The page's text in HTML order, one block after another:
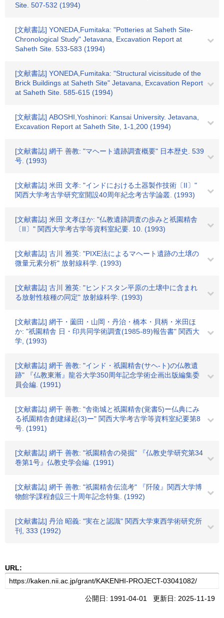
Site. 507-532 (1994)
[文献書誌] YONEDA,Fumitaka: "Potteries at Saheth Site-
Chronological Study" Jetavana, Excavation Report at
Saheth Site. 533-583 (1994)
[文献書誌] YONEDA,Fumitaka: "Structural vicissitude of the
Brick Buildings at Saheth Site" Jetavana, Excavation Report
at Saheth Site. 585-615 (1994)
[文献書誌] ABOSHI,Yoshinori: Kansai University. Jetavana,
Excavation Report at Saheth Site, 1-1,200 (1994)
[文献書誌] 網干 善教: "マヘート遺跡調査概要" 日本歴史. 539
号. (1993)
[文献書誌] 米田 文孝: "インドにおける土器製作技術〔II〕"
関西大学考古学研究室開設40周年紀念考古学論叢. (1993)
[文献書誌] 米田 文孝ほか: "仏教遺跡調査の歩みと祇園精舎
〔II〕" 関西大学考古学等資料室紀要. 10. (1993)
[文献書誌] 古川 雅英: "PIXE法によるマヘート遺跡の土壌の
微量元素分析" 放射線科学. (1993)
[文献書誌] 古川 雅英: "ヒンドスタン平原の土壌中に含まれ
る放射性核種の同定" 放射線科学. (1993)
[文献書誌] 網干・薗田・山岡・丹治・橋本・貝柄・米田ほ
か: "祇園精舎 日・印共同学術調査(1985-89)報告書" 関西大
学, (1993)
[文献書誌] 網干 善教: "インド・祇園精舎(サヘ-ト)の仏教遺
跡" 『仏教東漸』龍谷大学350周年記念学術企画出版編集委
員会編. (1991)
[文献書誌] 網干 善教: "舎衛城と祇園精舎(覚書5)ー仏典にみ
る祇園精舎創建縁起(3)ー" 関西大学考古学等資料室紀要第8
号. (1991)
[文献書誌] 網干 善教: "祇園精舎の発掘" 『仏教史学研究第34
巻第1号』仏教史学会編. (1991)
[文献書誌] 網干 善教: "祇園精舎伝流考" 『阡陵』関西大学博
物館学課程創設三十周年記念特集. (1992)
[文献書誌] 丹治 昭義: "実在と認識" 関西大学東西学術研究所
刊, 333 (1992)
URL:
公開日: 1991-04-01 更新日: 2025-11-19